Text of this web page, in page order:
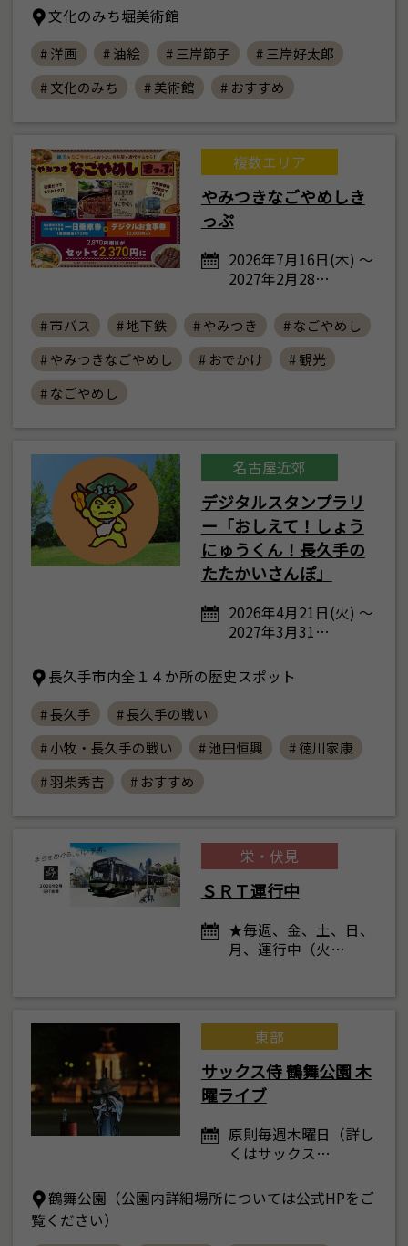
文化のみち堀美術館
# 洋画 # 油絵 # 三岸節子
# 三岸好太郎
# 文化のみち
# 美術館 # おすすめ
複数エリア
やみつきなごやめしき
っぷ
2026年7月16日(木) ～
2027年2月28…
# 市バス # 地下鉄 # やみつき
# なごやめし
# やみつきなごやめし
# おでかけ
# 観光
# なごやめし
名古屋近郊
デジタルスタンプラリ
ー「おしえて！しょう
にゅうくん！長久手の
たたかいさんぽ」
2026年4月21日(火) ～
2027年3月31…
長久手市内全１４か所の歴史スポット
# 長久手
# 長久手の戦い
# 小牧・長久手の戦い
# 池田恒興
# 徳川家康
# 羽柴秀吉
# おすすめ
栄・伏見
ＳＲＴ運行中
★毎週、金、土、日、
月、運行中（火…
東部
サックス侍 鶴舞公園 木
曜ライブ
原則毎週木曜日（詳し
くはサックス…
鶴舞公園（公園内詳細場所については公式HPをご
覧ください）